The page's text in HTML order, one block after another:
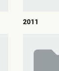
2011